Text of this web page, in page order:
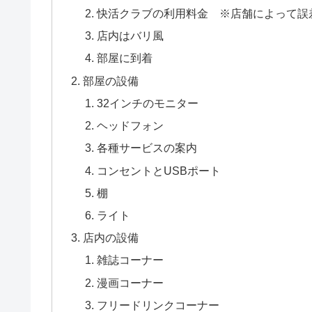
快活クラブの利用料金 ※店舗によって誤
店内はバリ風
部屋に到着
部屋の設備
32インチのモニター
ヘッドフォン
各種サービスの案内
コンセントとUSBポート
棚
ライト
店内の設備
雑誌コーナー
漫画コーナー
フリードリンクコーナー